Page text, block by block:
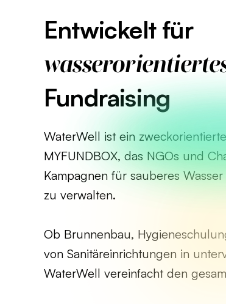
Entwickelt für
Fundraising
WaterWell ist ein
MYFUNDBOX, das NGOs und
Kampagnen für sauberes
zu verwalten.
Ob Brunnenbau,
von Sanitäreinrichtungen in
WaterWell vereinfacht den